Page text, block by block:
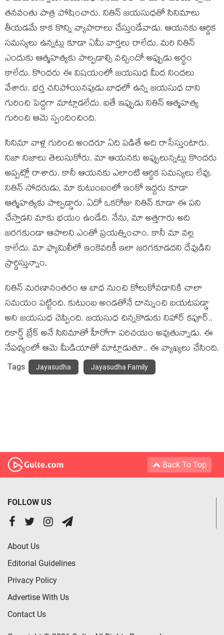
త‌న‌వంతు పాత్ర పోషించారు. నితిన్ జ‌య‌సుధ‌తో సినిమాలు
తీయ‌డ‌మే కాక కొన్ని వ్యాపారాలు చేస్తుండేవాడు. ఆయ‌న‌కు ఆర్థిక
స‌మ‌స్య‌లు ఉన్న‌ట్లు కూడా ఏమీ వార్త‌లు రాలేదు. మ‌రి నితిన్
ఎందుకు ఆత్మ‌హ‌త్య‌కు పాల్ప‌డాల్సి వ‌చ్చిందో అప్పుడు అర్థం
కాలేదు. కొంద‌రు ఈ విష‌యంలో జ‌య‌సుధ మీద నింద‌లు
వేశారు. భ‌ర్త చ‌నిపోయిన‌పుడు బాధ‌లో ఉన్న‌ జ‌య‌సుధ దాని
గురించి పెద్ద‌గా మాట్లాడ‌లేదు. ఐతే ఇప్పుడు నితిన్ ఆత్మ‌హ‌త్య
గురించి ఆమె స్పందించింది.
సినిమా వాళ్ల గురించి అంద‌రూ ఏది ప‌డితే అది రాసేస్తుంటారు.
నిజా నిజాలు తెలుసుకోరు. మా ఆయ‌న‌కు అప్పులున్నట్లు కొంద‌రు
అప్ప‌ట్లో రాశారు. కానీ ఆయ‌న‌కు ఎలాంటి ఆర్థిక స‌మ‌స్య‌లు లేవు.
నితిన్ సోద‌రుడు, మా కుటుంబంలో ఇంకో ఇద్ద‌రు కూడా
ఆత్మ‌హ‌త్య‌కు పాల్ప‌డ్డారు. ఏదో ఒక‌రోజు నితిన్ కూడా ఈ ప‌ని
చేస్తాడ‌ని మాకు భ‌యం ఉండేది. నేను, మా అత్త‌గారు అది
జ‌ర‌గ‌కుండా ఆపాల‌ని ఎంతో ప్ర‌య‌త్నించాం. కానీ మా వల్ల
కాలేదు. మా ఫ్యామిలీలో ఇంకెవ‌రికీ ఇలా జ‌ర‌గ‌కూడ‌ద‌ని దేవుడిని
ప్రార్థిస్తున్నాం.
నితిన్ మ‌ర‌ణానంత‌రం ఆ బాధ నుంచి కోలుకోవ‌డానికి చాలా
స‌మ‌యం ప‌ట్టింది. కుటుంబ అండ‌తోనే దాన్నుంచి బ‌య‌ట‌ప‌డ్డా
అని జ‌య‌సుధ చెప్పింది. జ‌యసుధ చిన్న‌కొడుకు నిహార్ క‌పూర్..
రికార్డ్ బ్రేక్ అనే సినిమాతో హీరోగా ప‌రిచ‌యం అవుతున్నాడు. ఈ
నేప‌థ్యంలో ఆమె మీడియాతో మాట్లాడుతూ.. ఈ వ్యాఖ్య‌లు చేసింది.
Tags Jayasudha Jayasudha Family
Back To Top
FOLLOW US
About Us
Editorial Guidelines
Privacy Policy
Advertise With Us
Contact Us